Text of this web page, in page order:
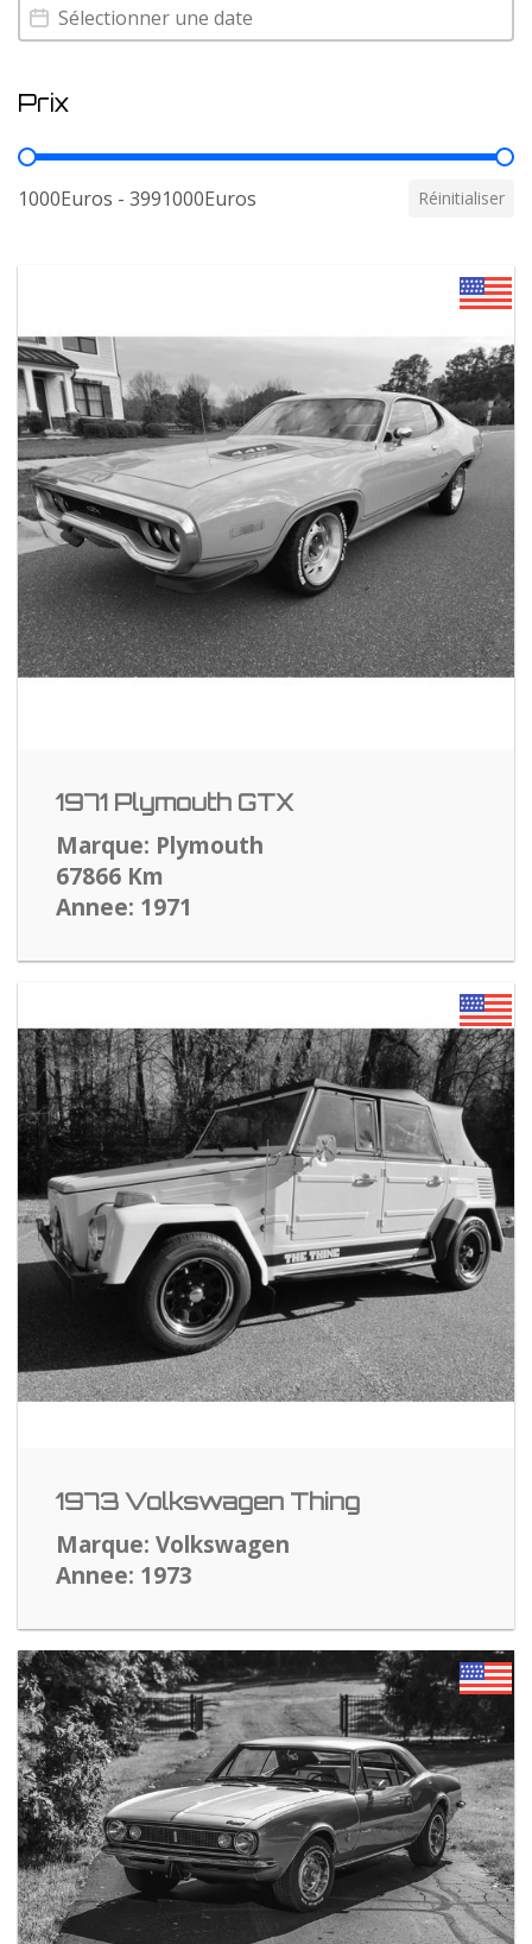
Annee
Annee
Prix
Prix
1000Euros - 3991000Euros Réinitialiser
1971 Plymouth GTX
Marque: Plymouth
67866 Km
Annee: 1971
1973 Volkswagen Thing
Marque: Volkswagen
Annee: 1973